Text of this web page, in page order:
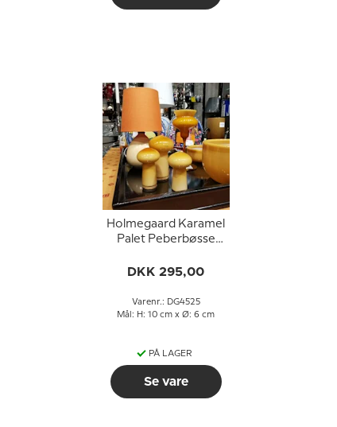
Holmegaard Karamel
Palet Peberbøsse
DKK 295,00
Varenr.: DG4525
Mål: H: 10 cm x Ø: 6 cm
PÅ LAGER
Se vare